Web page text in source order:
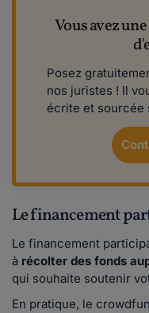
Vous avez
Posez
nos juristes ! Il
écrite et sourcée
Le financement
Le financement
à récolter des fonds
qui souhaite soutenir
En pratique, le